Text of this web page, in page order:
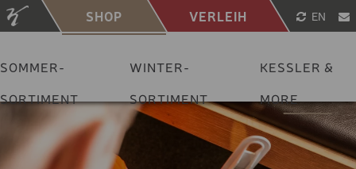
SHOP VERLEIH
SOMMER-
SORTIMENT
WINTER-
SORTIMENT
KESSLER &
MORE
EN